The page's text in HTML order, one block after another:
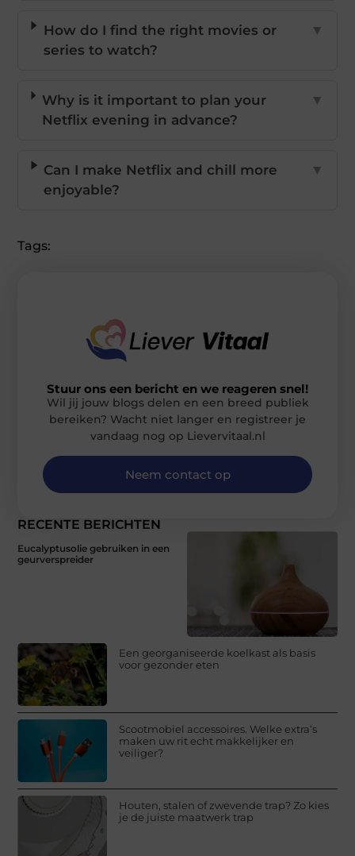
How do I find the right movies or
series to watch?
▼
Why is it important to plan your
Netflix evening in advance?
▼
Can I make Netflix and chill more
enjoyable?
▼
Tags:
RECENTE BERICHTEN
Eucalyptusolie gebruiken in een
geurverspreider
Een georganiseerde koelkast als basis
voor gezonder eten
Scootmobiel accessoires. Welke extra’s
maken uw rit echt makkelijker en
veiliger?
Houten, stalen of zwevende trap? Zo kies
je de juiste maatwerk trap
Stuur ons een bericht en we reageren snel!
Wil jij jouw blogs delen en een breed publiek
bereiken? Wacht niet langer en registreer je
vandaag nog op Lievervitaal.nl
Neem contact op